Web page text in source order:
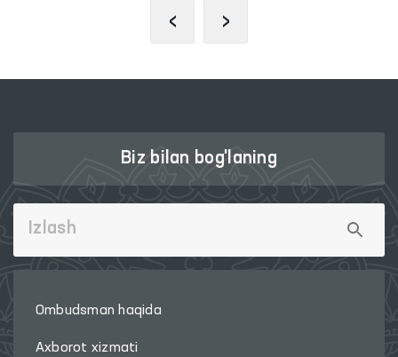
‹ ›
Biz bilan bog'laning
Ombudsman haqida
Axborot xizmati